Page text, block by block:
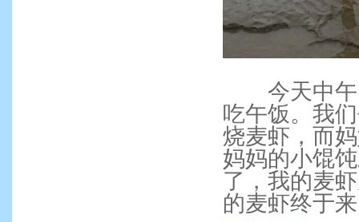
今天中午
吃午饭。我
烧麦虾，而
妈妈的小馄
了，我的麦
的麦虾终于